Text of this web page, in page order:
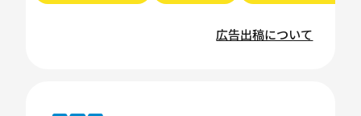
広告出稿について